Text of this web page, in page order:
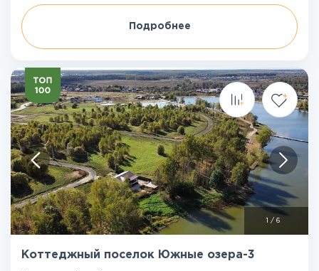
Подробнее
/ 6
Коттеджный поселок Южные озера-3